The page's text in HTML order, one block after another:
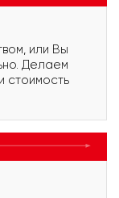
или Вы
Делаем
стоимость